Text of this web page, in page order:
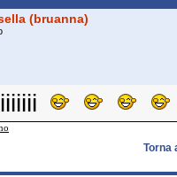
(bruanna)
Torna